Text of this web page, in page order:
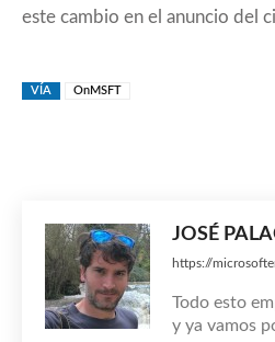
este cambio en el anuncio del
VÍA OnMSFT
JOSÉ
https://
Todo esto
y ya vamos